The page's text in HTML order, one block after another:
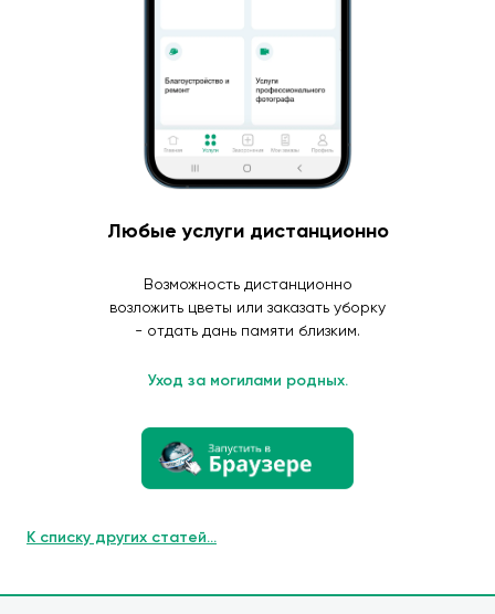
Любые услуги дистанционно
Возможность дистанционно
возложить цветы или заказать уборку
- отдать дань памяти близким.
Уход за могилами родных.
К списку других статей...